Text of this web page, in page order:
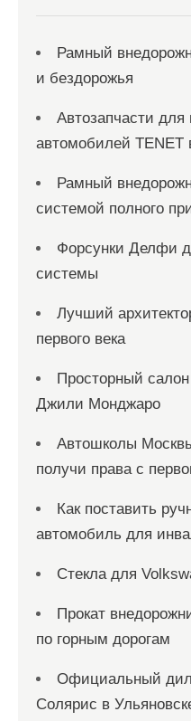
Рамный
и бездорожья
Автозапчасти для
автомобилей TENET
Рамный
системой полного
Форсунки Делфи
системы
Лучший
первого века
Просторный
Джили Монджаро
Автошколы
получи права с
Как поставить
автомобиль для
Стекла для
Прокат
по горным дорогам
Официальный
Солярис в